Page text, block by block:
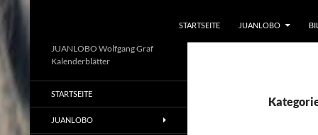
STARTSEITE JUANLOBO
JUANLOBO Wolfgang Graf
Kalenderblätter
STARTSEITE
JUANLOBO